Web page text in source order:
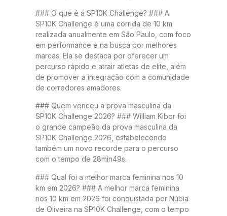
### O que é a SP10K Challenge? ### A
SP10K Challenge é uma corrida de 10 km
realizada anualmente em São Paulo, com foco
em performance e na busca por melhores
marcas. Ela se destaca por oferecer um
percurso rápido e atrair atletas de elite, além
de promover a integração com a comunidade
de corredores amadores.
### Quem venceu a prova masculina da
SP10K Challenge 2026? ### William Kibor foi
o grande campeão da prova masculina da
SP10K Challenge 2026, estabelecendo
também um novo recorde para o percurso
com o tempo de 28min49s.
### Qual foi a melhor marca feminina nos 10
km em 2026? ### A melhor marca feminina
nos 10 km em 2026 foi conquistada por Núbia
de Oliveira na SP10K Challenge, com o tempo